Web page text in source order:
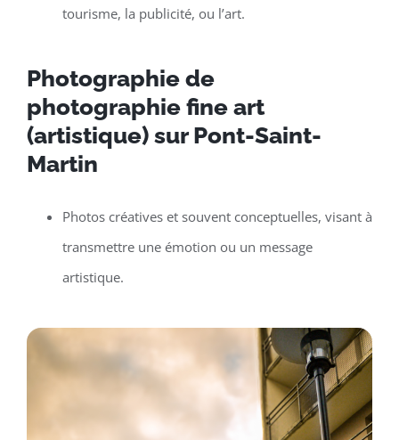
tourisme, la publicité, ou l’art.
Photographie de
photographie fine art
(artistique) sur Pont-Saint-
Martin
Photos créatives et souvent conceptuelles, visant à
transmettre une émotion ou un message
artistique.